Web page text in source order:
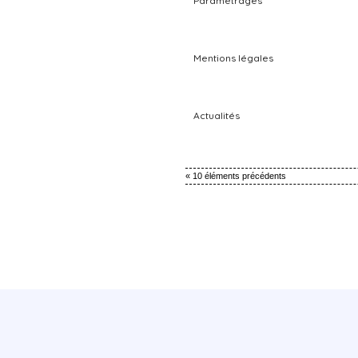
Mentions légales
Actualités
« 10 éléments précédents